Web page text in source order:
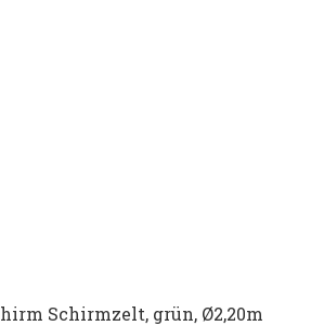
Schirmzelt, grün, Ø2,20m